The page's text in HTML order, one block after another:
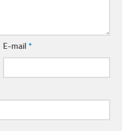
E-mail *